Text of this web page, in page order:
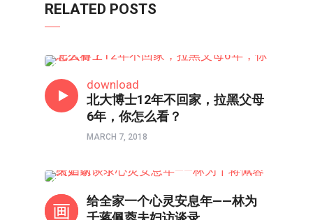
RELATED POSTS
download
北大博士12年不回家，拉黑父母
6年，你怎么看？
MARCH 7, 2018
给全家一个心灵安息年——林为